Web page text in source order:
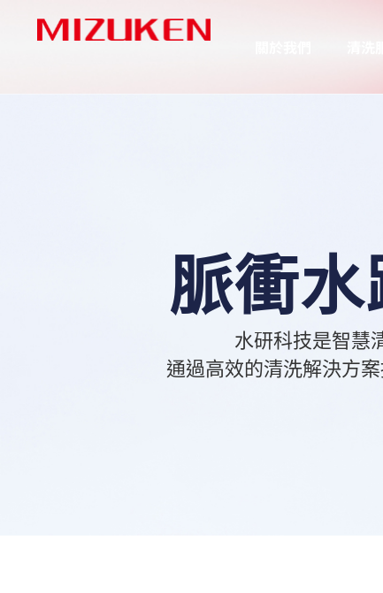
脈衝
水研科技是智慧
通過高效的清洗解決方